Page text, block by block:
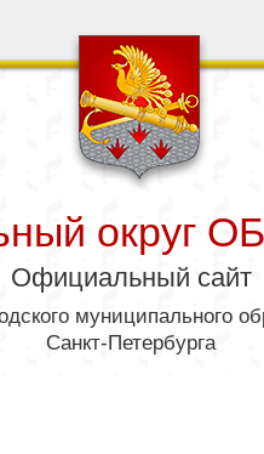
округ
Официальный сайт
муниципального
Санкт-Петербурга